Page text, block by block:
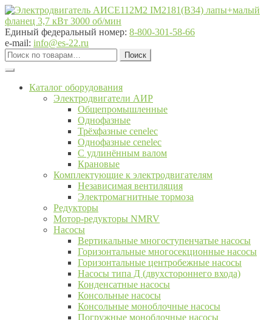
Перейти
к
навигации
Перейти
к
содержимому
Единый федеральный номер: 8-800-301-58-66
e-mail: info@es-22.ru
Искать:
Поиск
Каталог оборудования
Электродвигатели АИР
Общепромышленные
Однофазные
Трёхфазные cenelec
Однофазные cenelec
С удлинённым валом
Крановые
Комплектующие к электродвигателям
Независимая вентиляция
Электромагнитные тормоза
Редукторы
Мотор-редукторы NMRV
Насосы
Вертикальные многоступенчатые насосы
Горизонтальные многосекционные насосы
Горизонтальные центробежные насосы
Насосы типа Д (двухстороннего входа)
Конденсатные насосы
Консольные насосы
Консольные моноблочные насосы
Погружные моноблочные насосы